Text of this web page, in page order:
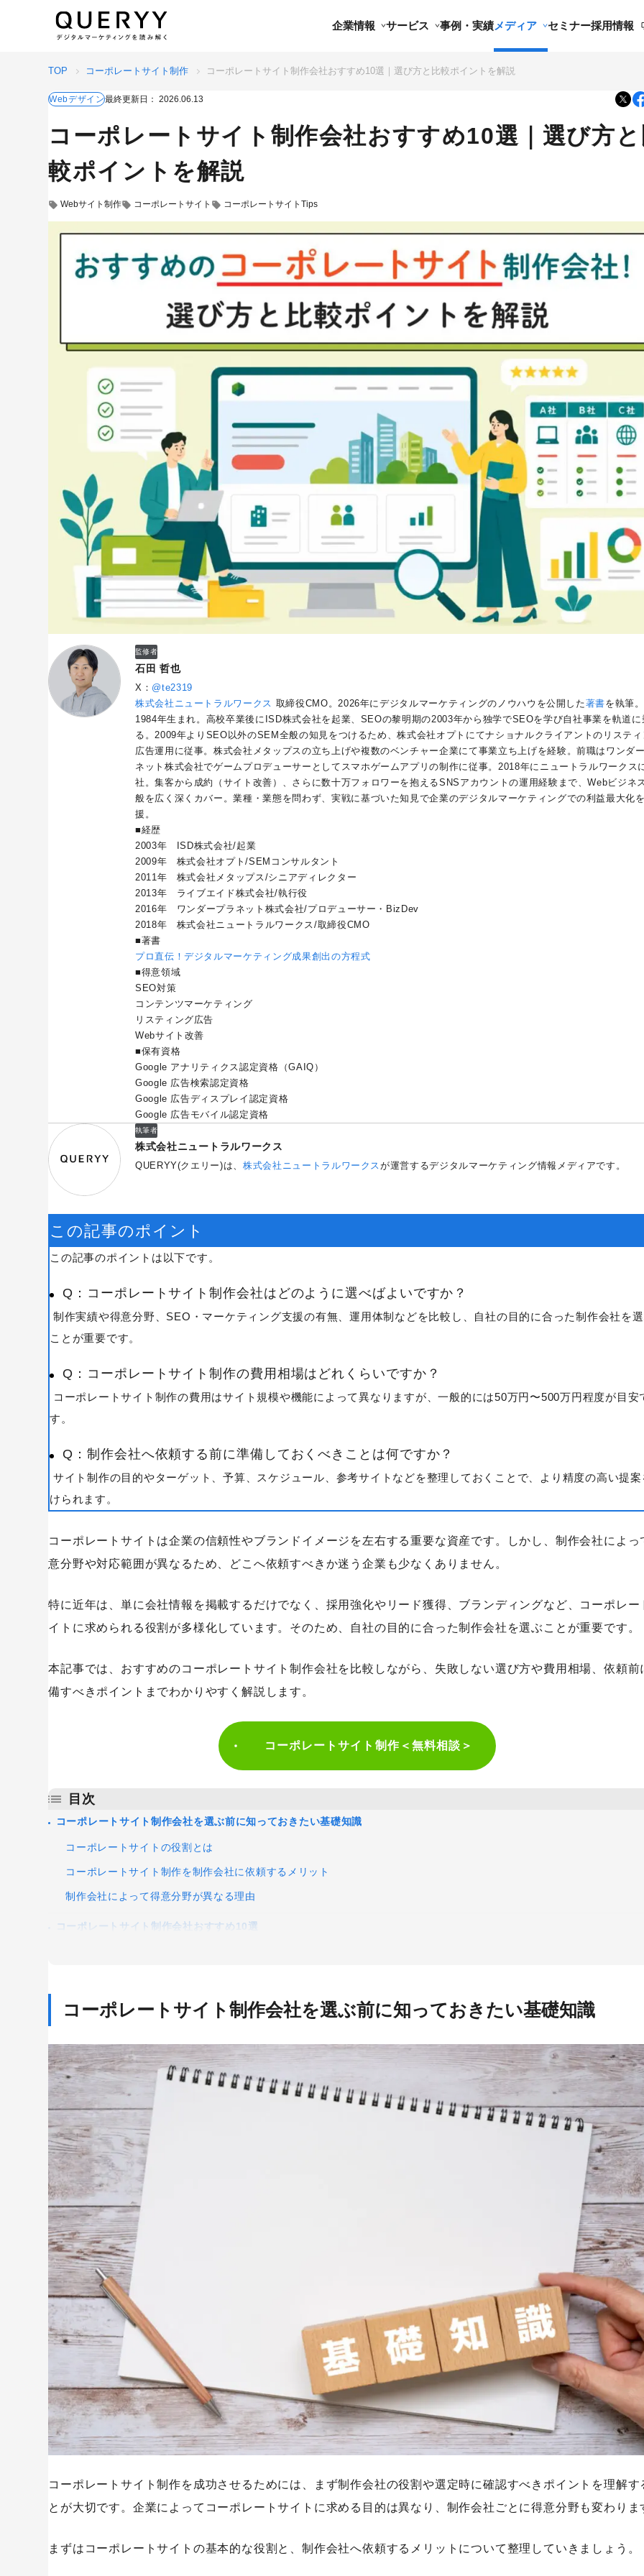
企業情報 サービス 事例・実績メディア セミナー採用情報
検索する
Googleアナリティクス Google広告 HubSpot LP(ランディングページ) MEO Shopify SNS広
コンテンツマーケティング
サイト改善
リンクビルディング
採用サイト 調査レポート
TOP コーポレートサイト制作 コーポレートサイト制作会社おすすめ10選｜選び方と比較ポイントを解説
Webデザイン最終更新日： 2026.06.13
コーポレートサイト制作会社おすすめ10選｜選び方
較ポイントを解説
Webサイト制作 コーポレートサイト コーポレートサイトTips
監修者
石田 哲也
X： @te2319
株式会社ニュートラルワークス 取締役CMO。2026年にデジタルマーケティングのノウハウを公開した著書を執筆。
1984年生まれ。高校卒業後にISD株式会社を起業、SEOの黎明期の2003年から独学でSEOを学び自社事業を軌道に
る。2009年よりSEO以外のSEM全般の知見をつけるため、株式会社オプトにてナショナルクライアントのリスティ
広告運用に従事。株式会社メタップスの立ち上げや複数のベンチャー企業にて事業立ち上げを経験。前職はワンダ
ネット株式会社でゲームプロデューサーとしてスマホゲームアプリの制作に従事。2018年にニュートラルワークス
社。集客から成約（サイト改善）、さらに数十万フォロワーを抱えるSNSアカウントの運用経験まで、Webビジネ
般を広く深くカバー。業種・業態を問わず、実戦に基づいた知見で企業のデジタルマーケティングでの利益最大化
援。
■経歴
2003年 ISD株式会社/起業
2009年 株式会社オプト/SEMコンサルタント
2011年 株式会社メタップス/シニアディレクター
2013年 ライブエイド株式会社/執行役
2016年 ワンダープラネット株式会社/プロデューサー・BizDev
2018年 株式会社ニュートラルワークス/取締役CMO
■著書
プロ直伝！デジタルマーケティング成果創出の方程式
■得意領域
SEO対策
コンテンツマーケティング
リスティング広告
Webサイト改善
■保有資格
Google アナリティクス認定資格（GAIQ）
Google 広告検索認定資格
Google 広告ディスプレイ認定資格
Google 広告モバイル認定資格
執筆者
株式会社ニュートラルワークス
QUERYY(クエリー)は、株式会社ニュートラルワークスが運営するデジタルマーケティング情報メディアです。
この記事のポイント
この記事のポイントは以下です。
Q：コーポレートサイト制作会社はどのように選べばよいですか？
制作実績や得意分野、SEO・マーケティング支援の有無、運用体制などを比較し、自社の目的に合った制作会社を
ことが重要です。
Q：コーポレートサイト制作の費用相場はどれくらいですか？
コーポレートサイト制作の費用はサイト規模や機能によって異なりますが、一般的には50万円〜500万円程度が目安
す。
Q：制作会社へ依頼する前に準備しておくべきことは何ですか？
サイト制作の目的やターゲット、予算、スケジュール、参考サイトなどを整理しておくことで、より精度の高い提案
けられます。
コーポレートサイトは企業の信頼性やブランドイメージを左右する重要な資産です。しかし、制作会社によっ
意分野や対応範囲が異なるため、どこへ依頼すべきか迷う企業も少なくありません。
特に近年は、単に会社情報を掲載するだけでなく、採用強化やリード獲得、ブランディングなど、コーポレー
イトに求められる役割が多様化しています。そのため、自社の目的に合った制作会社を選ぶことが重要です。
本記事では、おすすめのコーポレートサイト制作会社を比較しながら、失敗しない選び方や費用相場、依頼前
備すべきポイントまでわかりやすく解説します。
コーポレートサイト制作＜無料相談＞
目次
コーポレートサイト制作会社を選ぶ前に知っておきたい基礎知識
コーポレートサイトの役割とは
コーポレートサイト制作を制作会社に依頼するメリット
制作会社によって得意分野が異なる理由
コーポレートサイト制作会社おすすめ10選
株式会社ジーピーオンライン
株式会社キノトロープ
株式会社アマナ
株式会社GIG
株式会社MONSTER DIVE
株式会社スピカデザイン
株式会社フライング・ハイ・ワークス
失敗しないコーポレートサイト制作会社の選び方
制作実績を確認する
得意業界を確認する
SEOやマーケティング支援の有無を確認する
運用体制を確認する
見積もりの内訳を比較する
コーポレートサイト制作の費用相場
小規模サイトの場合
中規模サイトの場合
大規模サイトの場合
費用を左右する要素
制作会社へ依頼する前に準備したいこと
サイト制作の目的を明確にする
コーポレートサイト制作会社を選ぶ前に知っておきたい基礎知識
コーポレートサイト制作を成功させるためには、まず制作会社の役割や選定時に確認すべきポイントを理解す
とが大切です。企業によってコーポレートサイトに求める目的は異なり、制作会社ごとに得意分野も変わりま
まずはコーポレートサイトの基本的な役割と、制作会社へ依頼するメリットについて整理していきましょう。